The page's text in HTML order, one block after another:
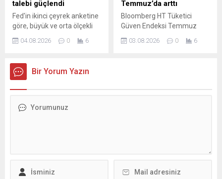
talebi güçlendi
Fed'in ikinci çeyrek anketine
göre, büyük ve orta ölçekli
kredi talebi güçlenirken,
standartları genel olarak
değişmedi.
04.08.2026 0 6
Temmuz’da arttı
Bloomberg HT Tüketici
Güven Endeksi Temmuz
yüzde 4.80 oranında artarak
03.08.2026 0 6
Bir Yorum Yazın